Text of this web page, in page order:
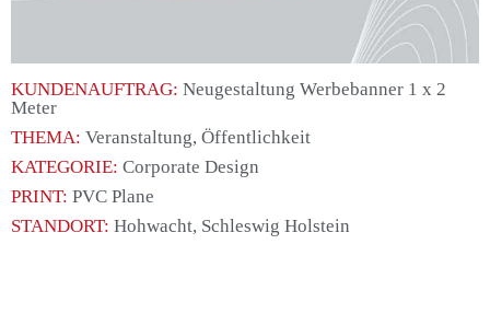
KUNDENAUFTRAG: Neugestaltung Werbebanner 1 x 2
Meter
THEMA: Veranstaltung, Öffentlichkeit
KATEGORIE: Corporate Design
PRINT: PVC Plane
STANDORT: Hohwacht, Schleswig Holstein